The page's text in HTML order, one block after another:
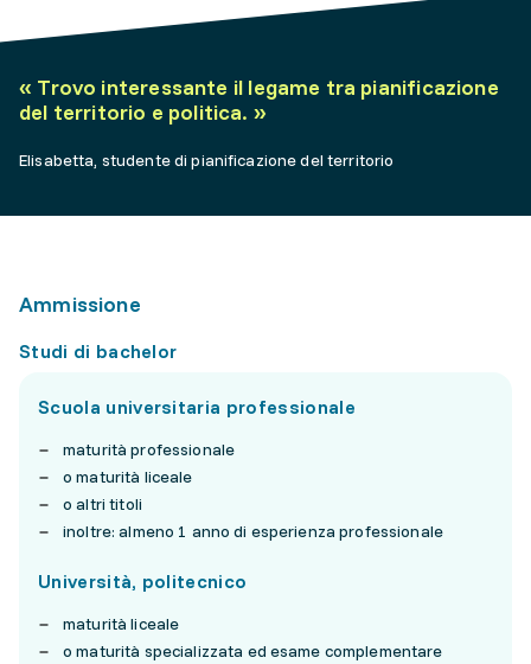
« Trovo interessante il legame tra pianificazione
del territorio e politica. »
Elisabetta, studente di pianificazione del territorio
Ammissione
Studi di bachelor
Scuola universitaria professionale
maturità professionale
o maturità liceale
o altri titoli
inoltre: almeno 1 anno di esperienza professionale
Università, politecnico
maturità liceale
o maturità specializzata ed esame complementare